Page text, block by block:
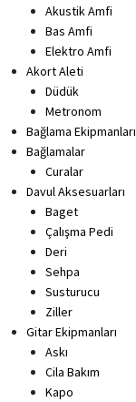
Akustik Amfi
Bas Amfi
Elektro Amfi
Akort Aleti
Düdük
Metronom
Bağlama Ekipmanları
Bağlamalar
Curalar
Davul Aksesuarları
Baget
Çalışma Pedi
Deri
Sehpa
Susturucu
Ziller
Gitar Ekipmanları
Askı
Cila Bakım
Kapo